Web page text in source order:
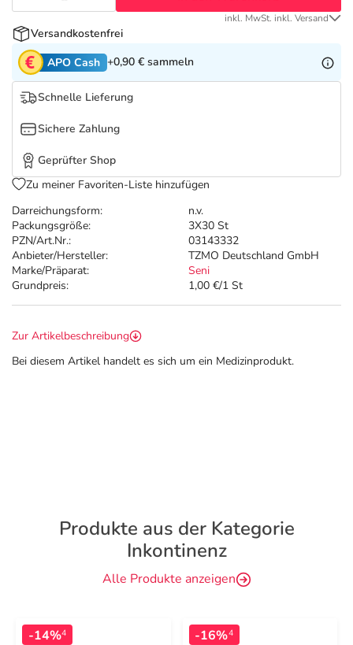
Tierapotheke
Vitamine & Mineralstoffe
Marken
Salus Deals
Darreichungsform:
n.v.
Packungsgröße:
3X30 St
PZN/Art.Nr.:
03143332
Anbieter/Hersteller:
TZMO Deutschland GmbH
Marke/Präparat:
Seni
Grundpreis:
1,00 €/1 St
inkl. MwSt. inkl. Versand
Versandkostenfrei
APO Cash +0,90 € sammeln
Schnelle Lieferung
Sichere Zahlung
Geprüfter Shop
Zu meiner Favoriten-Liste hinzufügen
Zur Artikelbeschreibung
Bei diesem Artikel handelt es sich um ein Medizinprodukt.
Produkte aus der Kategorie
Inkontinenz
Alle Produkte anzeigen
-14%4 -16%4